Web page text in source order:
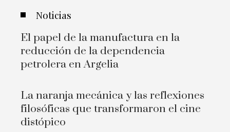
Noticias
El papel de la manufactura en la
reducción de la dependencia
petrolera en Argelia
La naranja mecánica y las reflexiones
filosóficas que transformaron el cine
distópico